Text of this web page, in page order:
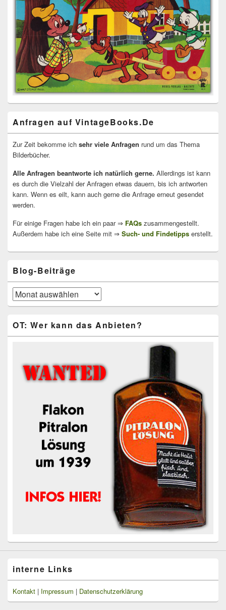
Anfragen auf VintageBooks.De
Zur Zeit bekomme ich sehr viele Anfragen rund um das Thema
Bilderbücher.
Alle Anfragen beantworte ich natürlich gerne. Allerdings ist kann
es durch die Vielzahl der Anfragen etwas dauern, bis ich antworten
kann. Wenn es eilt, kann auch gerne die Anfrage erneut gesendet
werden.
Für einige Fragen habe ich ein paar ⇒ FAQs zusammengestellt.
Außerdem habe ich eine Seite mit ⇒ Such- und Findetipps erstellt.
Blog-Beiträge
Blog-
Beiträge
OT: Wer kann das Anbieten?
interne Links
Kontakt | Impressum | Datenschutzerklärung